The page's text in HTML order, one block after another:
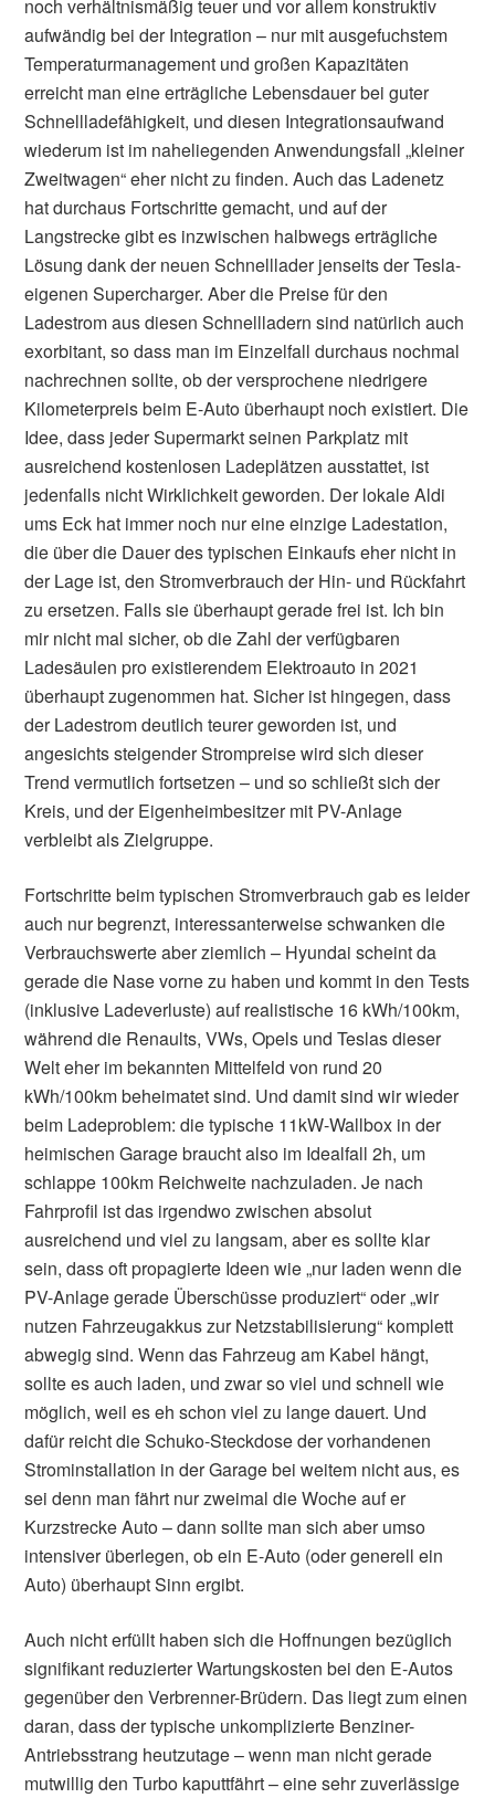
noch verhältnismäßig teuer und vor allem konstruktiv
aufwändig bei der Integration – nur mit ausgefuchstem
Temperaturmanagement und großen Kapazitäten
erreicht man eine erträgliche Lebensdauer bei guter
Schnellladefähigkeit, und diesen Integrationsaufwand
wiederum ist im naheliegenden Anwendungsfall „kleiner
Zweitwagen“ eher nicht zu finden. Auch das Ladenetz
hat durchaus Fortschritte gemacht, und auf der
Langstrecke gibt es inzwischen halbwegs erträgliche
Lösung dank der neuen Schnelllader jenseits der Tesla-
eigenen Supercharger. Aber die Preise für den
Ladestrom aus diesen Schnellladern sind natürlich auch
exorbitant, so dass man im Einzelfall durchaus nochmal
nachrechnen sollte, ob der versprochene niedrigere
Kilometerpreis beim E-Auto überhaupt noch existiert. Die
Idee, dass jeder Supermarkt seinen Parkplatz mit
ausreichend kostenlosen Ladeplätzen ausstattet, ist
jedenfalls nicht Wirklichkeit geworden. Der lokale Aldi
ums Eck hat immer noch nur eine einzige Ladestation,
die über die Dauer des typischen Einkaufs eher nicht in
der Lage ist, den Stromverbrauch der Hin- und Rückfahrt
zu ersetzen. Falls sie überhaupt gerade frei ist. Ich bin
mir nicht mal sicher, ob die Zahl der verfügbaren
Ladesäulen pro existierendem Elektroauto in 2021
überhaupt zugenommen hat. Sicher ist hingegen, dass
der Ladestrom deutlich teurer geworden ist, und
angesichts steigender Strompreise wird sich dieser
Trend vermutlich fortsetzen – und so schließt sich der
Kreis, und der Eigenheimbesitzer mit PV-Anlage
verbleibt als Zielgruppe.
Fortschritte beim typischen Stromverbrauch gab es leider
auch nur begrenzt, interessanterweise schwanken die
Verbrauchswerte aber ziemlich – Hyundai scheint da
gerade die Nase vorne zu haben und kommt in den Tests
(inklusive Ladeverluste) auf realistische 16 kWh/100km,
während die Renaults, VWs, Opels und Teslas dieser
Welt eher im bekannten Mittelfeld von rund 20
kWh/100km beheimatet sind. Und damit sind wir wieder
beim Ladeproblem: die typische 11kW-Wallbox in der
heimischen Garage braucht also im Idealfall 2h, um
schlappe 100km Reichweite nachzuladen. Je nach
Fahrprofil ist das irgendwo zwischen absolut
ausreichend und viel zu langsam, aber es sollte klar
sein, dass oft propagierte Ideen wie „nur laden wenn die
PV-Anlage gerade Überschüsse produziert“ oder „wir
nutzen Fahrzeugakkus zur Netzstabilisierung“ komplett
abwegig sind. Wenn das Fahrzeug am Kabel hängt,
sollte es auch laden, und zwar so viel und schnell wie
möglich, weil es eh schon viel zu lange dauert. Und
dafür reicht die Schuko-Steckdose der vorhandenen
Strominstallation in der Garage bei weitem nicht aus, es
sei denn man fährt nur zweimal die Woche auf er
Kurzstrecke Auto – dann sollte man sich aber umso
intensiver überlegen, ob ein E-Auto (oder generell ein
Auto) überhaupt Sinn ergibt.
Auch nicht erfüllt haben sich die Hoffnungen bezüglich
signifikant reduzierter Wartungskosten bei den E-Autos
gegenüber den Verbrenner-Brüdern. Das liegt zum einen
daran, dass der typische unkomplizierte Benziner-
Antriebsstrang heutzutage – wenn man nicht gerade
mutwillig den Turbo kaputtfährt – eine sehr zuverlässige